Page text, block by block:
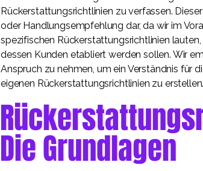
Rückerstattungsrichtlinien zu verfassen.
oder Handlungsempfehlung dar, da wir im
spezifischen Rückerstattungsrichtlinien
dessen Kunden etabliert werden sollen. Wir
Anspruch zu nehmen, um ein Verständnis für
eigenen Rückerstattungsrichtlinien zu erstellen.
Die Grundlagen